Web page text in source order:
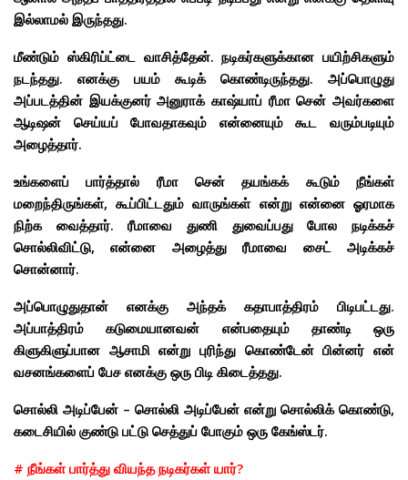
இல்லாமல் இருந்தது.
மீண்டும் ஸ்கிரிப்ட்டை வாசித்தேன். நடிகர்களுக்கான பயிற்சிகளும்
நடந்தது. எனக்கு பயம் கூடிக் கொண்டிருந்தது. அப்பொழுது
அப்படத்தின் இயக்குனர் அனுராக் காஷ்யாப் ரீமா சென் அவர்களை
ஆடிஷன் செய்யப் போவதாகவும் என்னையும் கூட வரும்படியும்
அழைத்தார்.
உங்களைப் பார்த்தால் ரீமா சென் தயங்கக் கூடும் நீங்கள்
மறைந்திருங்கள், கூப்பிட்டதும் வாருங்கள் என்று என்னை ஓரமாக
நிற்க வைத்தார். ரீமாவை துணி துவைப்பது போல நடிக்கச்
சொல்லிவிட்டு, என்னை அழைத்து ரீமாவை சைட் அடிக்கச்
சொன்னார்.
அப்பொழுதுதான் எனக்கு அந்தக் கதாபாத்திரம் பிடிபட்டது.
அப்பாத்திரம் கடுமையானவன் என்பதையும் தாண்டி ஒரு
கிளுகிளுப்பான ஆசாமி என்று புரிந்து கொண்டேன் பின்னர் என்
வசனங்களைப் பேச எனக்கு ஒரு பிடி கிடைத்தது.
சொல்லி அடிப்பேன் – சொல்லி அடிப்பேன் என்று சொல்லிக் கொண்டு,
கடைசியில் குண்டு பட்டு செத்துப் போகும் ஒரு கேங்ஸ்டர்.
# நீங்கள் பார்த்து வியந்த நடிகர்கள் யார்?